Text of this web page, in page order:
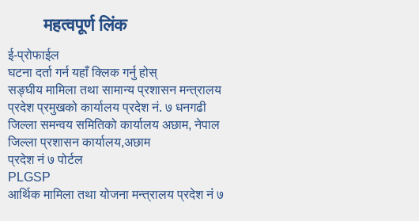
महत्वपूर्ण लिंक
ई-प्रोफाईल
घटना दर्ता गर्न यहाँ क्लिक गर्नु होस्
सङ्घीय मामिला तथा सामान्य प्रशासन मन्त्रालय
प्रदेश प्रमुखको कार्यालय प्रदेश नं. ७ धनगढी
जिल्ला समन्वय समितिको कार्यालय अछाम, नेपाल
जिल्ला प्रशासन कार्यालय,अछाम
प्रदेश नं ७ पोर्टल
PLGSP
आर्थिक मामिला तथा योजना मन्त्रालय प्रदेश नंं ७